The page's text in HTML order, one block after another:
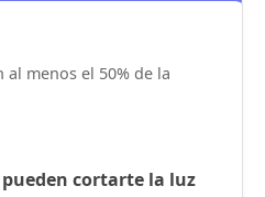
al menos el 50% de la
cortarte la luz